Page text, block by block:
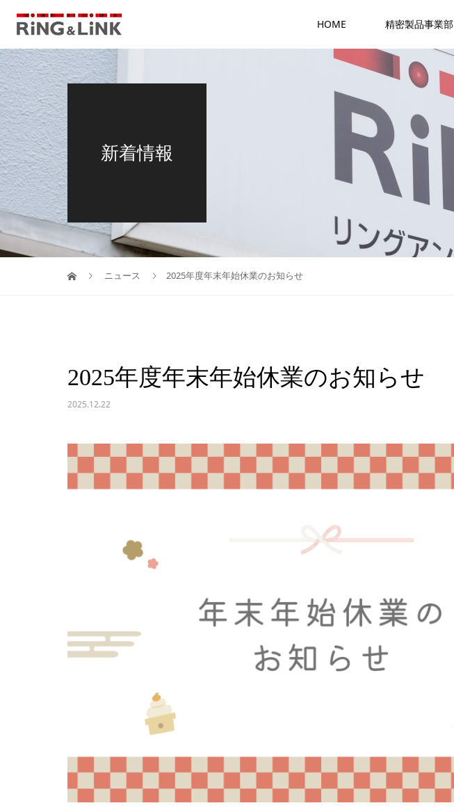
HOME 精密製品事業部
新着情報
ニュース 2025年度年末年始休業のお知らせ
2025年度年末年始休業のお知らせ
2025.12.22